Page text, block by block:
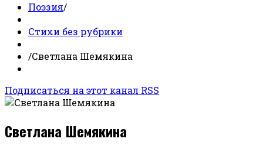
Поэзия/
Стихи без рубрики
/Светлана Шемякина
Подписаться на этот канал RSS
Светлана Шемякина